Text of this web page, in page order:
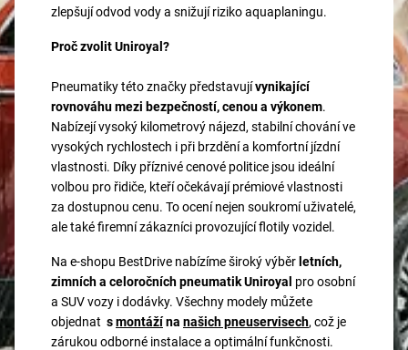
zlepšují odvod vody a snižují riziko aquaplaningu.
Proč zvolit Uniroyal?
Pneumatiky této značky představujívynikající
rovnováhu mezi bezpečností, cenou a výkonem.
Nabízejí vysoký kilometrový nájezd, stabilní chování ve
vysokých rychlostech i při brzdění a komfortní jízdní
vlastnosti. Díky příznivé cenové politice jsou ideální
volbou pro řidiče, kteří očekávají prémiové vlastnosti
za dostupnou cenu. To ocení nejen soukromí uživatelé,
ale také firemní zákazníci provozující flotily vozidel.
Na e-shopu BestDrive nabízíme široký výběr letních,
zimních a celoročních pneumatik Uniroyal pro osobní
a SUV vozy i dodávky. Všechny modely můžete
objednat smontážína našich pneuservisech, což je
zárukou odborné instalace a optimální funkčnosti.